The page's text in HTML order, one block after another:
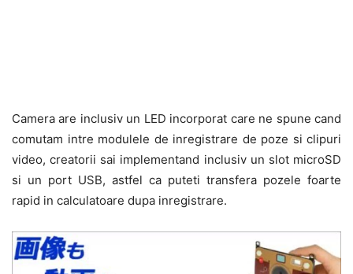
Camera are inclusiv un LED incorporat care ne spune cand
comutam intre modulele de inregistrare de poze si clipuri
video, creatorii sai implementand inclusiv un slot microSD
si un port USB, astfel ca puteti transfera pozele foarte
rapid in calculatoare dupa inregistrare.